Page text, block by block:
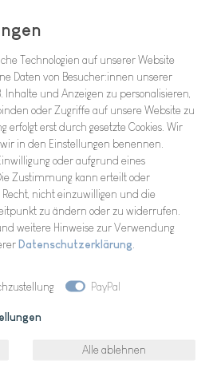
11,66
Inhalt1Stück
Verfügbarkeit:
Technologien auf unserer Website
Daten von Besucher:innen unserer
Inhalte und Anzeigen zu personalisieren,
oder Zugriffe auf unsere Website zu
erfolgt erst durch gesetzte Cookies. Wir
in den Einstellungen benennen.
oder aufgrund eines
Zustimmung kann erteilt oder
nicht einzuwilligen und die
zu ändern oder zu widerrufen.
weitere Hinweise zur Verwendung
Daten­schutz­erklärung
PayPal
Alle ablehnen